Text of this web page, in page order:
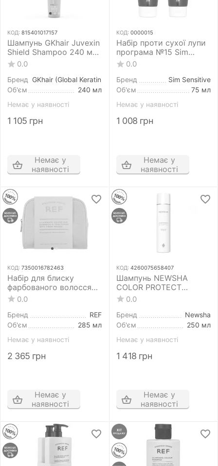
КОД: 815401017157
Шампунь GKhair Juvexin
Shield Shampoo 240 мл
захист кольору та від
УФ-променів
0.0
Бренд
GKhair (Global Keratin)
Об'єм
240 мл
Немає у наявності
1 105 грн
Немає у
наявності
КОД: 0000015
Набір проти сухої лупи
програма №15 Sim
Sensitive System 4 75
мл+75 мл
0.0
Бренд
Sim Sensitive
Об'єм
75 мл
Немає у наявності
1 008 грн
Немає у
наявності
КОД: 7350016782463
Набір для блиску
фарбованого волосся
REF Illuminate Colour
Duo Shampoo &
Conditioner With Fiber
Mousse
0.0
Бренд
REF
Об'єм
285 мл
Немає у наявності
2 365 грн
Немає у
наявності
КОД: 4260075658407
Шампунь NEWSHA
COLOR PROTECT
SHAMPOO 250 мл
захист кольору
0.0
Бренд
Newsha
Об'єм
250 мл
Немає у наявності
1 418 грн
Немає у
наявності